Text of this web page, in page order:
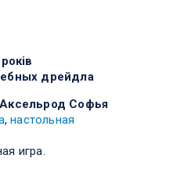
дрейдла
Аксельрод Софья
,настольная
игра.